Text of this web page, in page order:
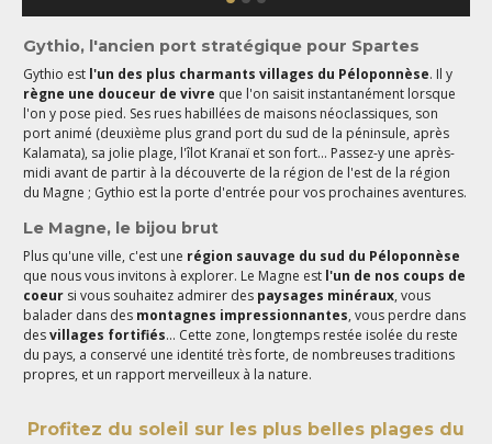
Gythio, l'ancien port stratégique pour Spartes
Gythio est l'un des plus charmants villages du Péloponnèse. Il y
règne une douceur de vivre que l'on saisit instantanément lorsque
l'on y pose pied. Ses rues habillées de maisons néoclassiques, son
port animé (deuxième plus grand port du sud de la péninsule, après
Kalamata), sa jolie plage, l'îlot Kranaï et son fort... Passez-y une après-
midi avant de partir à la découverte de la région de l'est de la région
du Magne ; Gythio est la porte d'entrée pour vos prochaines aventures.
Le Magne, le bijou brut
Plus qu'une ville, c'est une région sauvage du sud du Péloponnèse
que nous vous invitons à explorer. Le Magne est l'un de nos coups de
coeur si vous souhaitez admirer des paysages minéraux, vous
balader dans des montagnes impressionnantes, vous perdre dans
desvillages fortifiés... Cette zone, longtemps restée isolée du reste
du pays, a conservé une identité très forte, de nombreuses traditions
propres, et un rapport merveilleux à la nature.
Profitez du soleil sur les plus belles plages du